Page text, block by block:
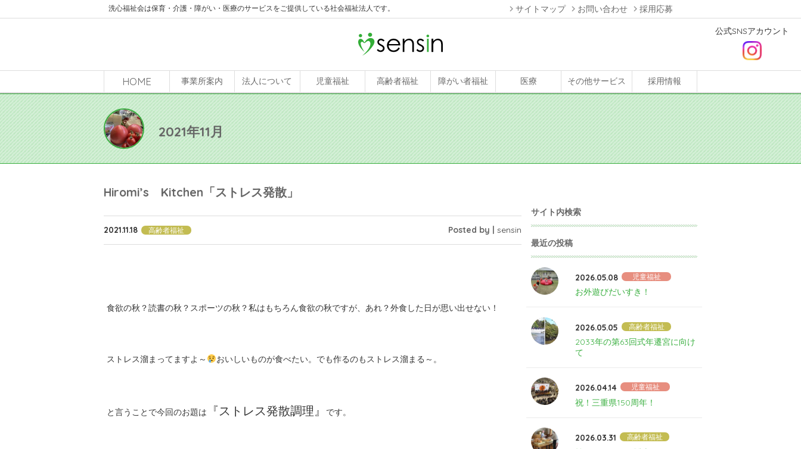
洗心福祉会は保育・介護・障がい・医療のサービスをご提供している社会福祉法人です。 サイトマップ お問い合わせ 採用応募
公式SNSアカウント
HOME 事業所案内 法人について 児童福祉 高齢者福祉 障がい者福祉 医療 その他サービス 採用情報
2021年11月
Hiromi’s Kitchen「ストレス発散」
2021.11.18 高齢者福祉 Posted by | sensin
食欲の秋？読書の秋？スポーツの秋？私はもちろん食欲の秋ですが、あれ？外食した日が思い出せない！
ストレス溜まってますよ～ おいしいものが食べたい。でも作るのもストレス溜まる～。
と言うことで今回のお題は 『ストレス発散調理』 です。
サイト内検索
最近の投稿
2026.05.08 児童福祉
お外遊びだいすき！
2026.05.05 高齢者福祉
2033年の第63回式年遷宮に向け
て
2026.04.14 児童福祉
祝！三重県150周年！
2026.03.31 高齢者福祉